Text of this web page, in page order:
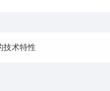
技术特性